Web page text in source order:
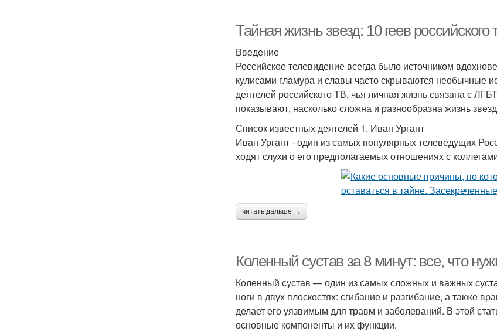
Тайная жизнь звезд: 10 геев
Введение
Российское телевидение всегда было источником
кулисами гламура и славы часто скрываются необычные
деятелей российского ТВ, чья личная жизнь связана с
показывают, насколько сложна и разнообразна жизнь
Список известных деятелей 1. Иван Ургант
Иван Ургант - один из самых популярных телеведущих
ходят слухи о его предполагаемых отношениях с
читать дальше →
Коленный сустав за 8 минут: все, что
Коленный сустав — один из самых сложных и важных
ноги в двух плоскостях: сгибание и разгибание, а также
делает его уязвимым для травм и заболеваний. В этой
основные компоненты и их функции.